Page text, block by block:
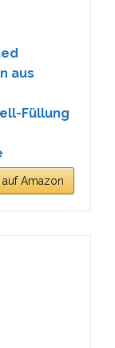
aus
Füllung
auf Amazon